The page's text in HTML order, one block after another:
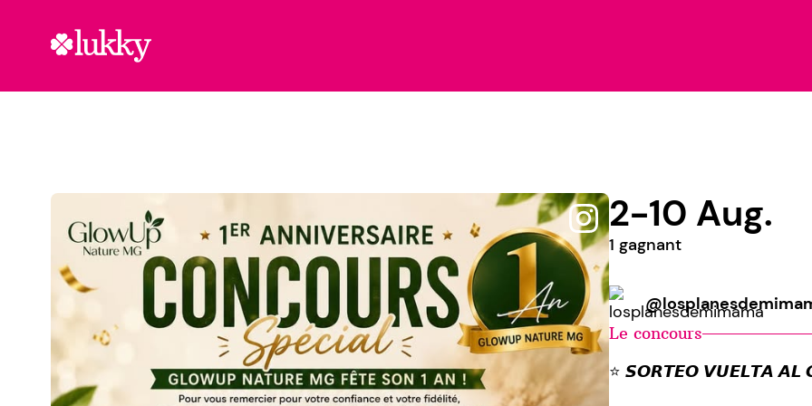
2-10 Aug.
1 gagnant
Le concours
⭐ 𝙎𝙊𝙍𝙏𝙀𝙊 𝙑𝙐𝙀𝙇𝙏𝘼 𝘼𝙇